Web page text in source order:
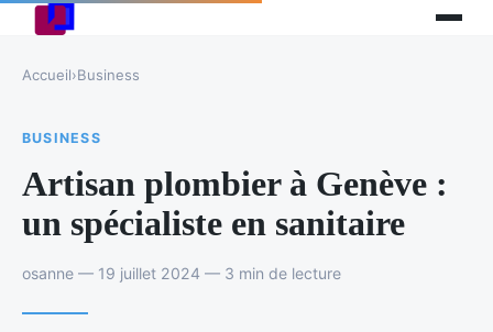
Accueil›Business
BUSINESS
Artisan plombier à Genève :
un spécialiste en sanitaire
osanne — 19 juillet 2024 — 3 min de lecture